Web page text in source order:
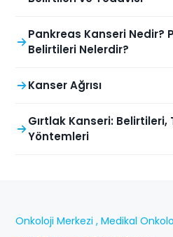
Pankreas Kanseri Nedir?
Belirtileri Nelerdir?
Kanser Ağrısı
Gırtlak Kanseri:
Yöntemleri
Onkoloji Merkezi , Medikal